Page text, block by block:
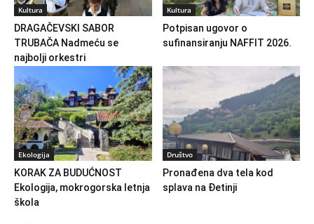
Kultura
DRAGAČEVSKI SABOR
TRUBAČA Nadmeću se
najbolji orkestri
Kultura
Potpisan ugovor o
sufinansiranju NAFFIT 2026.
Ekologija
KORAK ZA BUDUĆNOST
Ekologija, mokrogorska letnja
škola
Društvo
Pronađena dva tela kod
splava na Đetinji